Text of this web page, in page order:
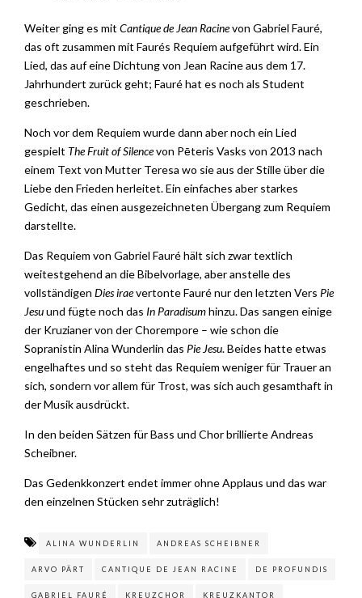
Weiter ging es mit Cantique de Jean Racinevon Gabriel Fauré,
das oft zusammen mit Faurés Requiem aufgeführt wird. Ein
Lied, das auf eine Dichtung von Jean Racine aus dem 17.
Jahrhundert zurück geht; Fauré hat es noch als Student
geschrieben.
Noch vor dem Requiem wurde dann aber noch ein Lied
gespielt The Fruit of Silencevon Pēteris Vasks von 2013 nach
einem Text von Mutter Teresa wo sie aus der Stille über die
Liebe den Frieden herleitet. Ein einfaches aber starkes
Gedicht, das einen ausgezeichneten Übergang zum Requiem
darstellte.
Das Requiem von Gabriel Fauré hält sich zwar textlich
weitestgehend an die Bibelvorlage, aber anstelle des
vollständigen Dies iraevertonte Fauré nur den letzten Vers Pie
Jesuund fügte noch das In Paradisumhinzu. Das sangen einige
der Kruzianer von der Chorempore – wie schon die
Sopranistin Alina Wunderlin das Pie Jesu. Beides hatte etwas
engelhaftes und so steht das Requiem weniger für Trauer an
sich, sondern vor allem für Trost, was sich auch gesamthaft in
der Musik ausdrückt.
In den beiden Sätzen für Bass und Chor brillierte Andreas
Scheibner.
Das Gedenkkonzert endet immer ohne Applaus und das war
den einzelnen Stücken sehr zuträglich!
ALINA WUNDERLIN ANDREAS SCHEIBNER
ARVO PÄRT CANTIQUE DE JEAN RACINE DE PROFUNDIS
GABRIEL FAURÉ KREUZCHOR KREUZKANTOR